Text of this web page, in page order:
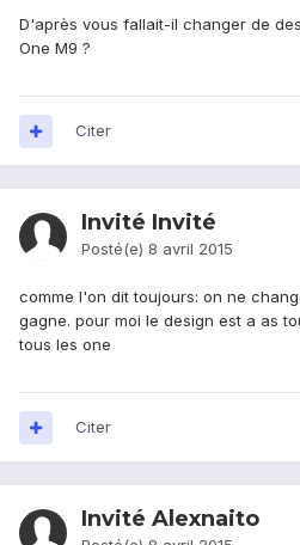
D'après vous fallait-il changer de
One M9 ?
Citer
Invité Invité
Posté(e) 8 avril 2015
comme l'on dit toujours: on ne
gagne. pour moi le design est a as
tous les one
Citer
Invité Alexnaito